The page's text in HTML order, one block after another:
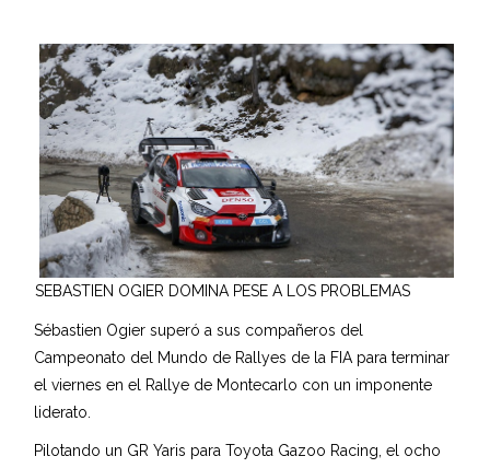
Author
page.
works.
admin
SEBASTIEN OGIER DOMINA PESE A LOS PROBLEMAS
Sébastien Ogier superó a sus compañeros del
Campeonato del Mundo de Rallyes de la FIA para terminar
el viernes en el Rallye de Montecarlo con un imponente
liderato.
Pilotando un GR Yaris para Toyota Gazoo Racing, el ocho